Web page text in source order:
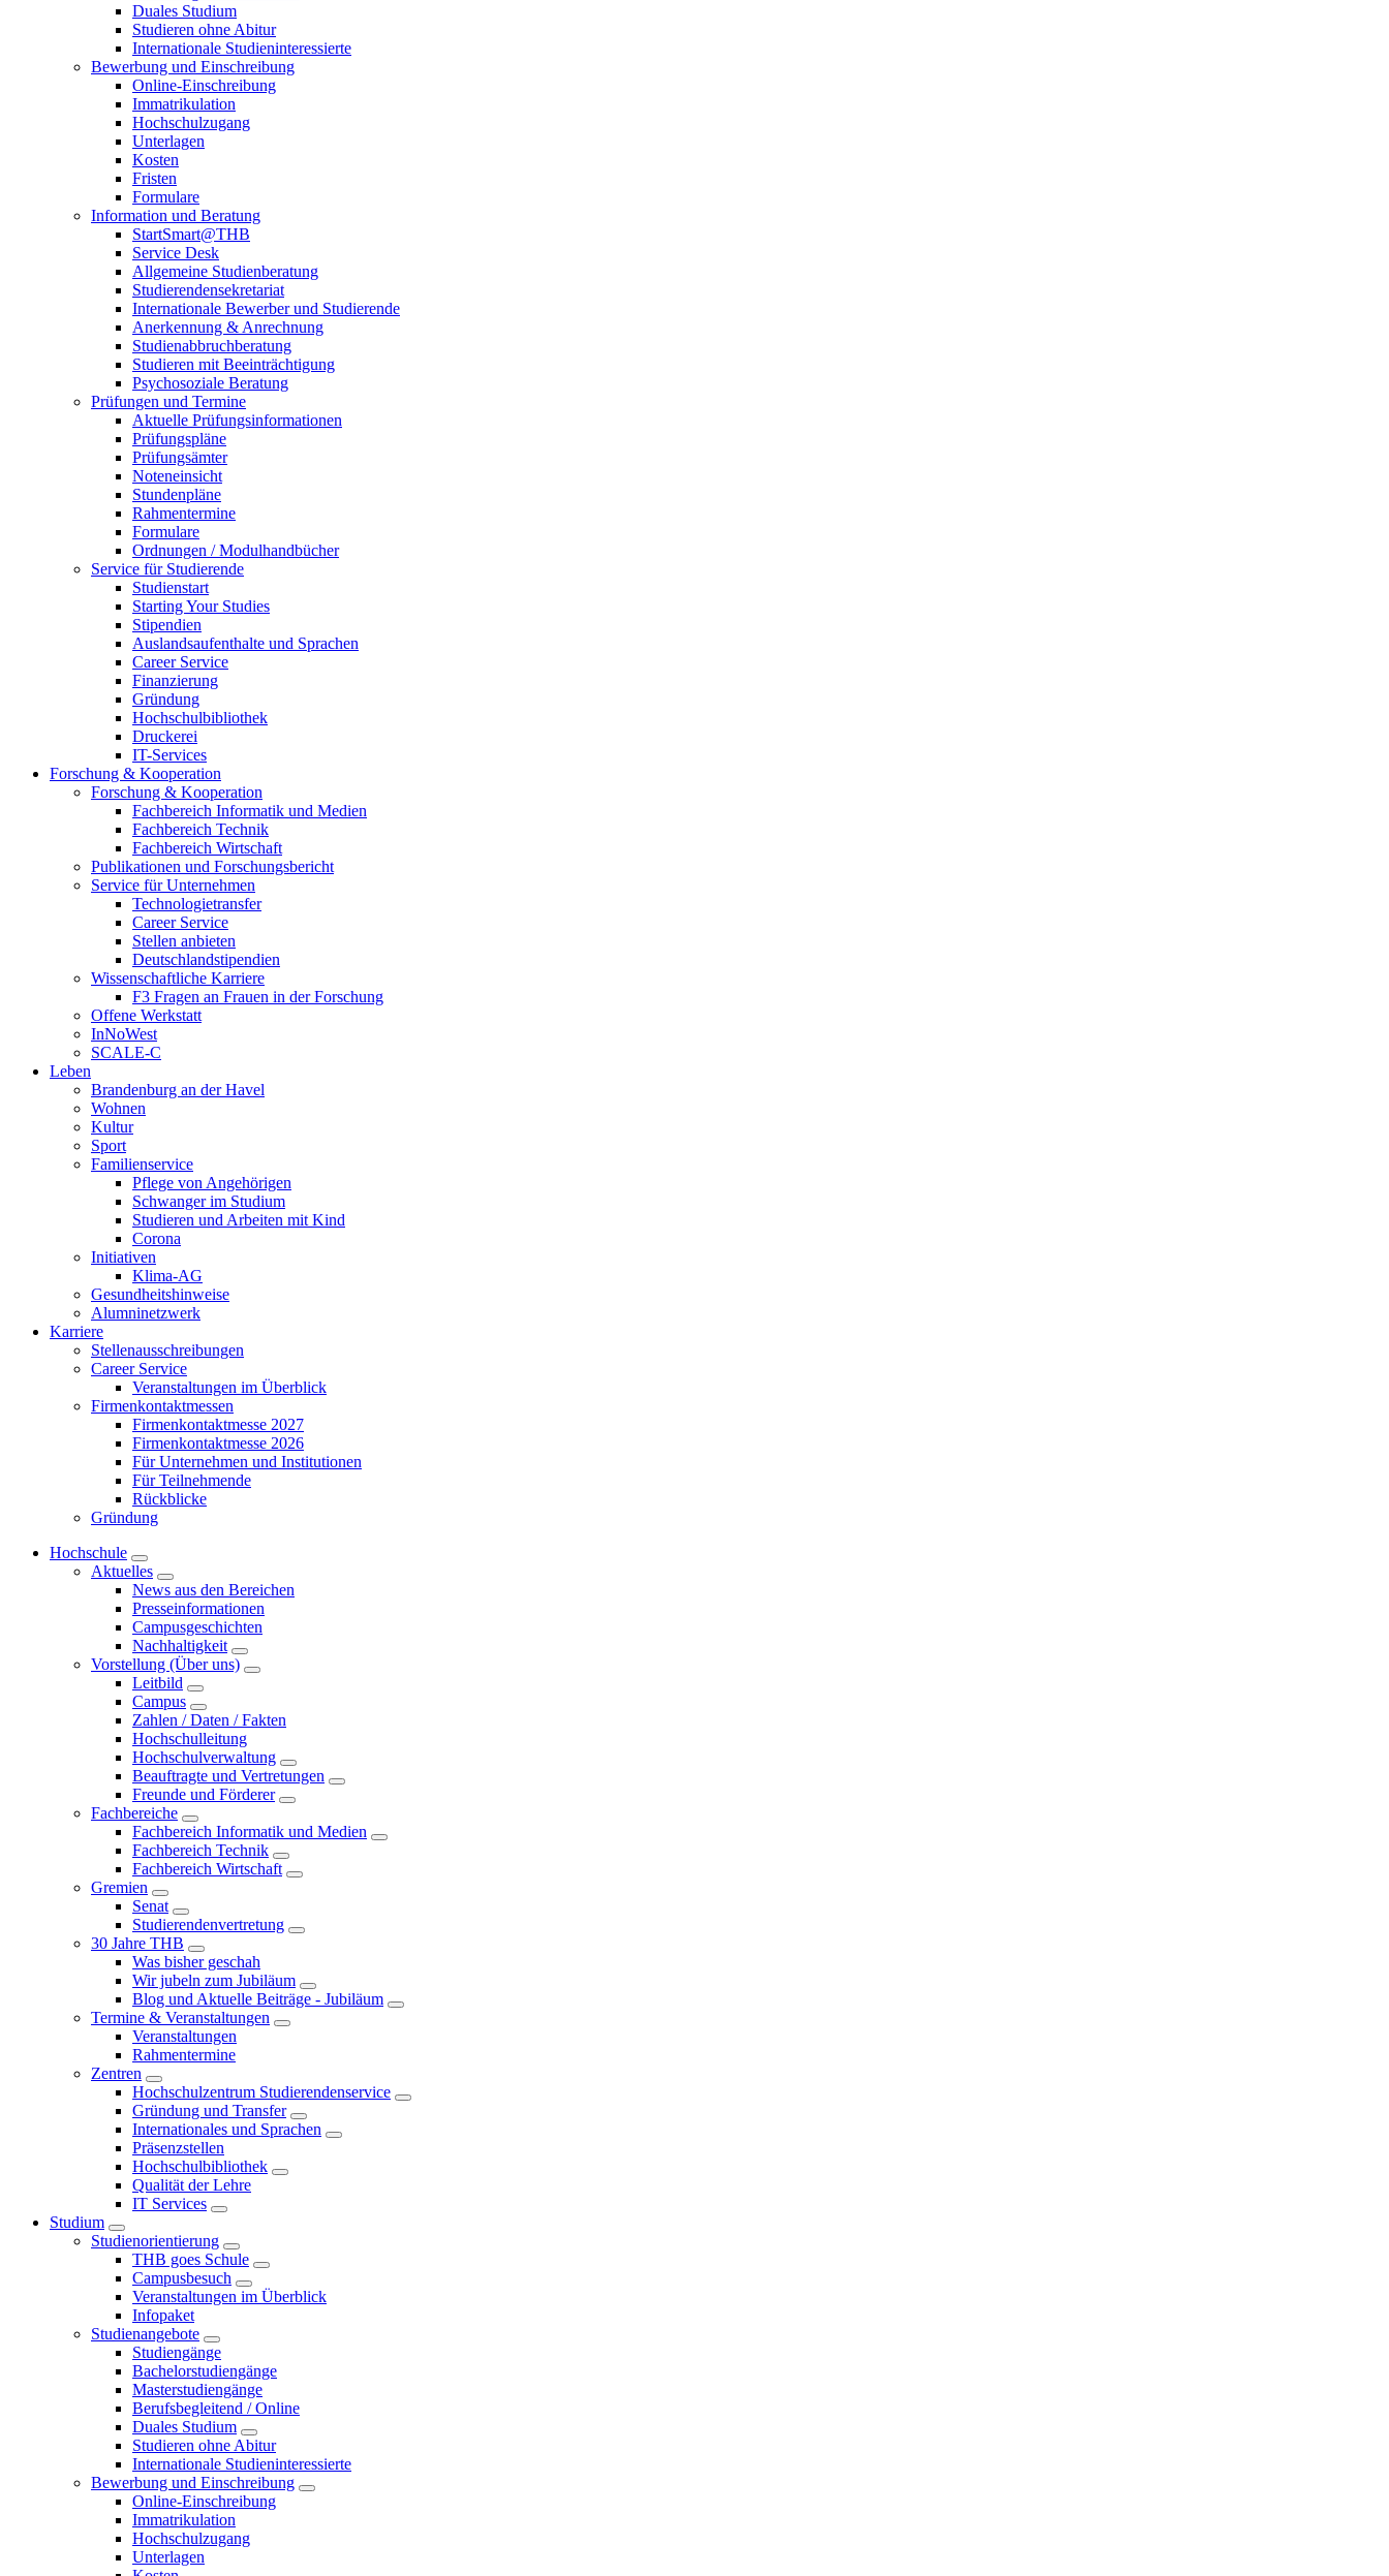
Duales Studium
Studieren ohne Abitur
Internationale Studieninteressierte
Bewerbung und Einschreibung
Online-Einschreibung
Immatrikulation
Hochschulzugang
Unterlagen
Kosten
Fristen
Formulare
Information und Beratung
StartSmart@THB
Service Desk
Allgemeine Studienberatung
Studierendensekretariat
Internationale Bewerber und Studierende
Anerkennung & Anrechnung
Studienabbruchberatung
Studieren mit Beeinträchtigung
Psychosoziale Beratung
Prüfungen und Termine
Aktuelle Prüfungsinformationen
Prüfungspläne
Prüfungsämter
Noteneinsicht
Stundenpläne
Rahmentermine
Formulare
Ordnungen / Modulhandbücher
Service für Studierende
Studienstart
Starting Your Studies
Stipendien
Auslandsaufenthalte und Sprachen
Career Service
Finanzierung
Gründung
Hochschulbibliothek
Druckerei
IT-Services
Forschung & Kooperation
Forschung & Kooperation
Fachbereich Informatik und Medien
Fachbereich Technik
Fachbereich Wirtschaft
Publikationen und Forschungsbericht
Service für Unternehmen
Technologietransfer
Career Service
Stellen anbieten
Deutschlandstipendien
Wissenschaftliche Karriere
F3 Fragen an Frauen in der Forschung
Offene Werkstatt
InNoWest
SCALE-C
Leben
Brandenburg an der Havel
Wohnen
Kultur
Sport
Familienservice
Pflege von Angehörigen
Schwanger im Studium
Studieren und Arbeiten mit Kind
Corona
Initiativen
Klima-AG
Gesundheitshinweise
Alumninetzwerk
Karriere
Stellenausschreibungen
Career Service
Veranstaltungen im Überblick
Firmenkontaktmessen
Firmenkontaktmesse 2027
Firmenkontaktmesse 2026
Für Unternehmen und Institutionen
Für Teilnehmende
Rückblicke
Gründung
Hochschule
Aktuelles
News aus den Bereichen
Presseinformationen
Campusgeschichten
Nachhaltigkeit
Vorstellung (Über uns)
Leitbild
Campus
Zahlen / Daten / Fakten
Hochschulleitung
Hochschulverwaltung
Beauftragte und Vertretungen
Freunde und Förderer
Fachbereiche
Fachbereich Informatik und Medien
Fachbereich Technik
Fachbereich Wirtschaft
Gremien
Senat
Studierendenvertretung
30 Jahre THB
Was bisher geschah
Wir jubeln zum Jubiläum
Blog und Aktuelle Beiträge - Jubiläum
Termine & Veranstaltungen
Veranstaltungen
Rahmentermine
Zentren
Hochschulzentrum Studierendenservice
Gründung und Transfer
Internationales und Sprachen
Präsenzstellen
Hochschulbibliothek
Qualität der Lehre
IT Services
Studium
Studienorientierung
THB goes Schule
Campusbesuch
Veranstaltungen im Überblick
Infopaket
Studienangebote
Studiengänge
Bachelorstudiengänge
Masterstudiengänge
Berufsbegleitend / Online
Duales Studium
Studieren ohne Abitur
Internationale Studieninteressierte
Bewerbung und Einschreibung
Online-Einschreibung
Immatrikulation
Hochschulzugang
Unterlagen